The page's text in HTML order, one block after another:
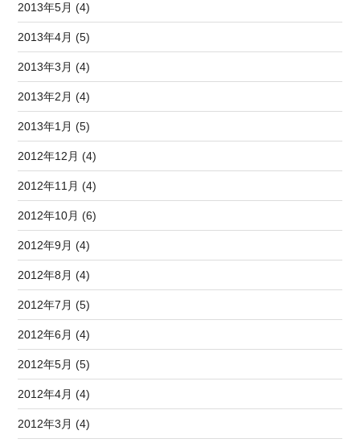
2013年5月 (4)
2013年4月 (5)
2013年3月 (4)
2013年2月 (4)
2013年1月 (5)
2012年12月 (4)
2012年11月 (4)
2012年10月 (6)
2012年9月 (4)
2012年8月 (4)
2012年7月 (5)
2012年6月 (4)
2012年5月 (5)
2012年4月 (4)
2012年3月 (4)